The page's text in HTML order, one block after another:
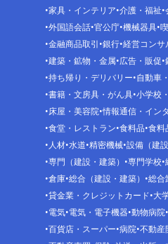
家具・インテリア 介護・福祉
外国語会話 官公庁 機械器具
金融商品取引 銀行 経営コンサ
建築・鉱物・金属 広告・販促
持ち帰り・デリバリー 自動車
書籍・文房具・がん具 小学校
床屋・美容院 情報通信・イン
食堂・レストラン 食料品 食料
人材 水道 精密機械 設備（建
専門（建設・建築）
専門学校
倉庫 総合（建設・建築）
総合
貸金業・クレジットカード 大
電気 電気・電子機器 動物病院
百貨店・スーパー 病院 不動産